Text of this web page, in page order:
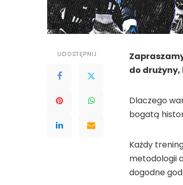
UDOSTĘPNIJ
do
Dlaczego
bogatą
Każdy
metodologii
dogodne